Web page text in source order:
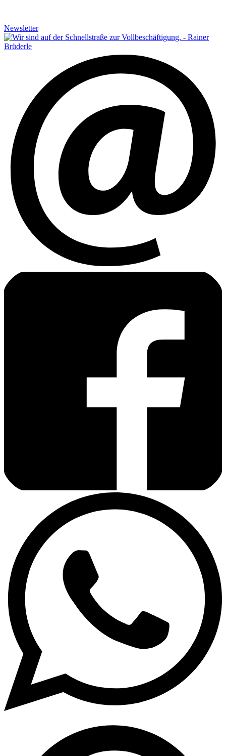
Newsletter